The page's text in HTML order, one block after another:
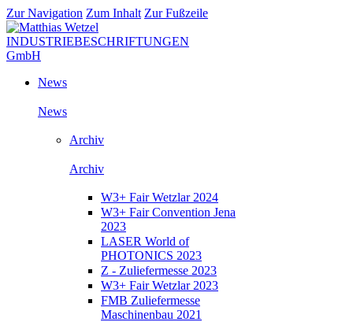
Zur Navigation Zum Inhalt Zur Fußzeile
News
News
Archiv
Archiv
W3+ Fair Wetzlar 2024
W3+ Fair Convention Jena
2023
LASER World of
PHOTONICS 2023
Z - Zuliefermesse 2023
W3+ Fair Wetzlar 2023
FMB Zuliefermesse
Maschinenbau 2021